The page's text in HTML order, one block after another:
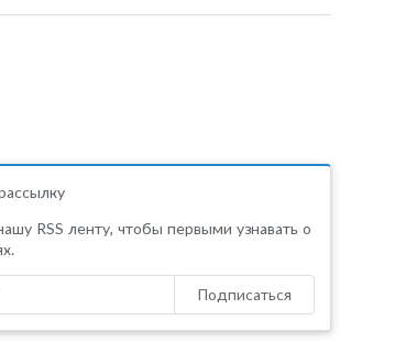
RSS ленту, чтобы первыми узнавать о
Подписаться